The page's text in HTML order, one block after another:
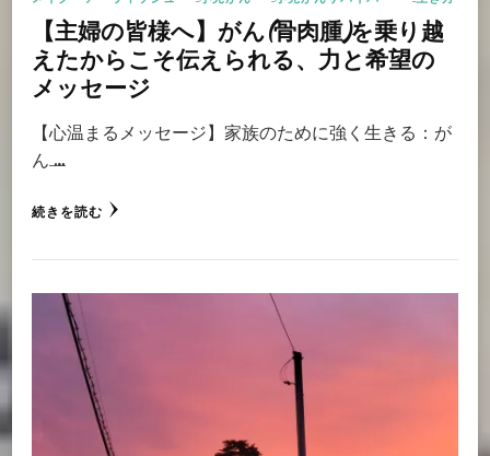
【主婦の皆様へ】がん(骨肉腫)を乗り越
えたからこそ伝えられる、力と希望の
メッセージ
【心温まるメッセージ】家族のために強く生きる：が
ん …
続きを読む